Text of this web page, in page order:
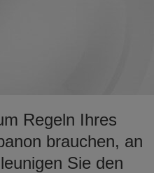
Regeln Ihres
brauchen, an
Sie den